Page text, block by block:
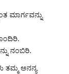
ಮಾರ್ಗವನ್ನು
ನಂಬಿರಿ.
ಅನನ್ಯ